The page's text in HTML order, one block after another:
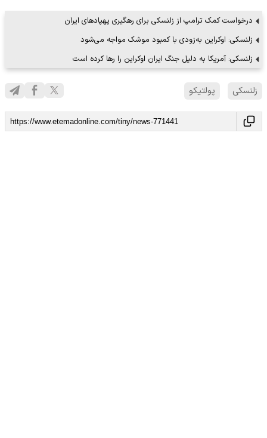
درخواست کمک ترامپ از زلنسکی برای رهگیری پهپادهای ایران
زلنسکی: اوکراین به‌زودی با کمبود موشک مواجه می‌شود
زلنسکی: آمریکا به دلیل جنگ ایران اوکراین را رها کرده است
زلنسکی پولتیکو